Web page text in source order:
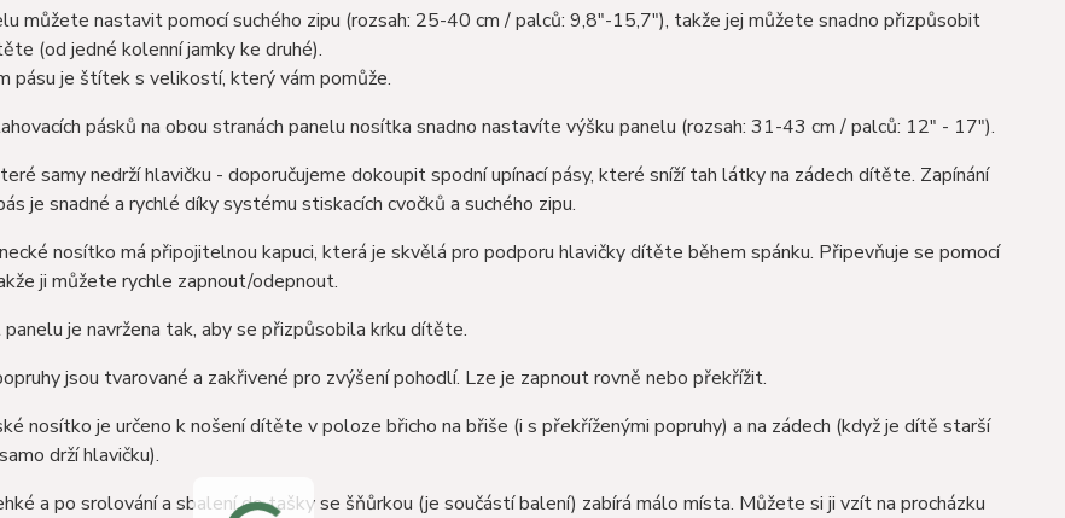
můžete nastavit pomocí suchého zipu (rozsah: 25-40 cm / palců: 9,8"-15,7"), takže jej můžete snadno přizpůsobit
(od jedné kolenní jamky ke druhé).
pásu je štítek s velikostí, který vám pomůže.
pásků na obou stranách panelu nosítka snadno nastavíte výšku panelu (rozsah: 31-43 cm / palců: 12" - 17").
samy nedrží hlavičku - doporučujeme dokoupit spodní upínací pásy, které sníží tah látky na zádech dítěte. Zapínání
je snadné a rychlé díky systému stiskacích cvočků a suchého zipu.
nosítko má připojitelnou kapuci, která je skvělá pro podporu hlavičky dítěte během spánku. Připevňuje se pomocí
ji můžete rychle zapnout/odepnout.
je navržena tak, aby se přizpůsobila krku dítěte.
jsou tvarované a zakřivené pro zvýšení pohodlí. Lze je zapnout rovně nebo překřížit.
nosítko je určeno k nošení dítěte v poloze břicho na břiše (i s překříženými popruhy) a na zádech (když je dítě starší
drží hlavičku).
a po srolování a sbalení do tašky se šňůrkou (je součástí balení) zabírá málo místa. Můžete si ji vzít na procházku